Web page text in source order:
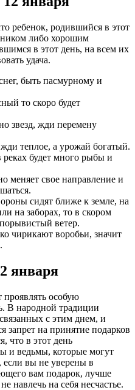
ребенок, родившийся в этот
либо хорошим
в этот день, на всем их
удача.
быть пасмурному и
то скоро будет
звезд, жди перемену
теплое, а урожай богатый.
реках будет много рыбы и
меняет свое направление и
сидят ближе к земле, на
на заборах, то в скором
ветер.
чирикают воробьи, значит
января
проявлять особую
В народной традиции
с этим днем, и
запрет на принятие подарков
что в этот день
и ведьмы, которые могут
если вы не уверены в
вам подарок, лучше
навлечь на себя несчастье.